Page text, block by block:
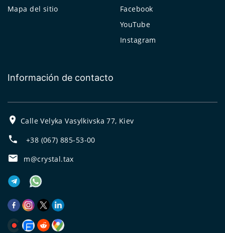
Mapa del sitio
Facebook
YouTube
Instagram
Información de contacto
Calle Velyka Vasylkivska 77, Kiev
+38 (067) 885-53-00
m@crystal.tax